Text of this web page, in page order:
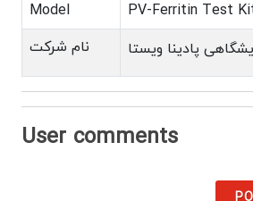
Model
PV-Ferritin Test
نام شرکت
پادینا ویستا
User comments